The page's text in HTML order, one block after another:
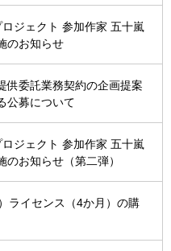
ジェクト 参加作家 五十嵐
のお知らせ
供委託業務契約の企画提案
公募について
ジェクト 参加作家 五十嵐
お知らせ（第二弾）
ライセンス（4か月）の購